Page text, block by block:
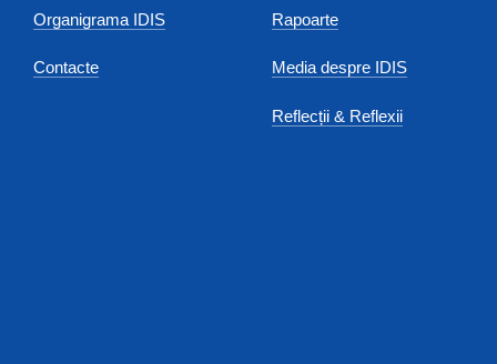
Organigrama IDIS
Contacte
Rapoarte
Media despre IDIS
Reflecții & Reflexii